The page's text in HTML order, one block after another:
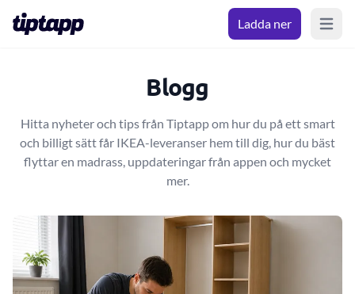
Ladda ner Open
Blogg
Hitta nyheter och tips från Tiptapp om hur du på ett smart
och billigt sätt får IKEA-leveranser hem till dig, hur du bäst
flyttar en madrass, uppdateringar från appen och mycket
mer.